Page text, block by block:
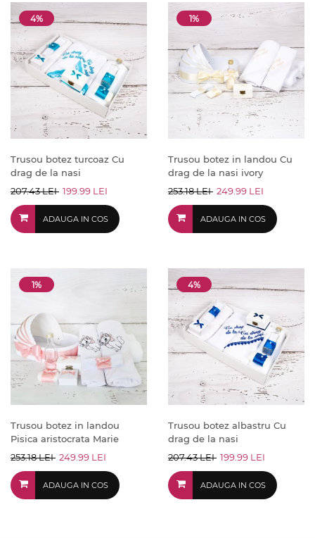
4%
Trusou botez turcoaz Cu
drag de la nasi
207.43 LEI 199.99 LEI
ADAUGA IN COS
1%
Trusou botez in landou Cu
drag de la nasi ivory
253.18 LEI 249.99 LEI
ADAUGA IN COS
1%
Trusou botez in landou
Pisica aristocrata Marie
253.18 LEI 249.99 LEI
ADAUGA IN COS
4%
Trusou botez albastru Cu
drag de la nasi
207.43 LEI 199.99 LEI
ADAUGA IN COS